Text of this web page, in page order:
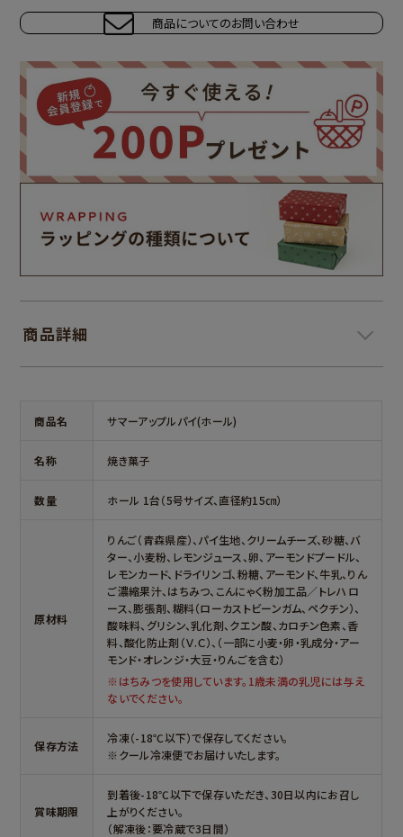
商品についてのお問い合わせ
商品詳細 ＞
商品名 サマーアップルパイ(ホール)
名称 焼き菓子
数量 ホール 1台（5号サイズ、直径約15㎝）
原材料
りんご（青森県産）、パイ生地、クリームチーズ、砂糖、バ
ター、小麦粉、レモンジュース、卵、アーモンドプードル、
レモンカード、ドライリンゴ、粉糖、アーモンド、牛乳、りん
ご濃縮果汁、はちみつ、こんにゃく粉加工品／トレハロ
ース、膨張剤、糊料（ローカストビーンガム、ペクチン）、
酸味料、グリシン、乳化剤、クエン酸、カロチン色素、香
料、酸化防止剤（Ｖ.Ｃ）、（一部に小麦・卵・乳成分・アー
モンド・オレンジ・大豆・りんごを含む）
※はちみつを使用しています。1歳未満の乳児には与え
ないでください。
保存方法
冷凍（-18℃以下）で保存してください。
※クール冷凍便でお届けいたします。
賞味期限
到着後-18℃以下で保存いただき、30日以内にお召し
上がりください。
（解凍後：要冷蔵で3日間）